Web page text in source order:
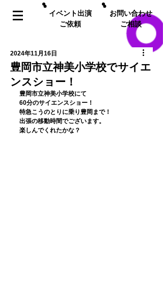
イベント出演
ご依頼
お問い合わせ
ご相談
豊岡市立神美小学校でサイエ
ンスショー！
2024年11月16日
﻿豊岡市立神美小学校にて
60分のサイエンスショー！
特急こうのとりに乗り豊岡まで！
出張の移動時間でございます。
楽しんでくれたかな？